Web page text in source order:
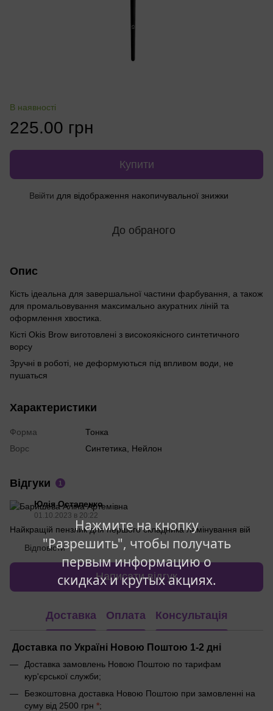
Нажмите на кнопку
"Разрешить", чтобы получать
первым информацию о
скидках и крутых акциях.
В наявності
225.00 грн
Купити
Ввійти для відображення накопичувальної знижки
До обраного
Опис
Кість ідеальна для завершальної частини фарбування, а також
для промальовування максимально акуратних ліній та
оформлення хвостика.
Кісті Okis Brow виготовлені з високоякісного синтетичного
ворсу
Зручні в роботі, не деформуються під впливом води, не
пушаться
Характеристики
Форма
Тонка
Ворс
Синтетика, Нейлон
Відгуки 1
Юлія Остапенко
01.10.2023 в 20:22
Найкращій пензлик для першого складника ламінування вій
Відповісти
Написати відгук
Доставка Оплата Консультація
Доставка по Україні Новою Поштою 1-2 дні
Доставка замовлень Новою Поштою по тарифам
кур'єрської служби;
Безкоштовна доставка Новою Поштою при замовленні на
суму від 2500 грн *;